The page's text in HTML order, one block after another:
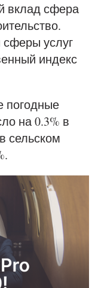
вклад сфера
услуг
индекс
погодные
на 0.3% в
сельском